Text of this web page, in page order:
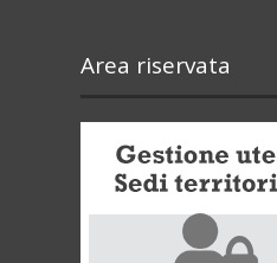
Area riservata